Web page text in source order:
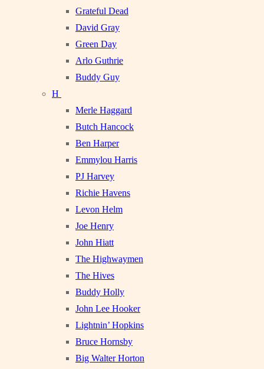
Grateful Dead
David Gray
Green Day
Arlo Guthrie
Buddy Guy
H
Merle Haggard
Butch Hancock
Ben Harper
Emmylou Harris
PJ Harvey
Richie Havens
Levon Helm
Joe Henry
John Hiatt
The Highwaymen
The Hives
Buddy Holly
John Lee Hooker
Lightnin’ Hopkins
Bruce Hornsby
Big Walter Horton